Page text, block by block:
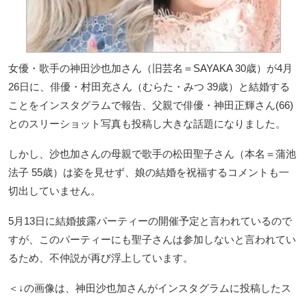
女優・歌手の神田沙也加さん（旧芸名＝SAYAKA 30歳）が4月
26日に、俳優・村田充さん（むらた・みつ 39歳）と結婚する
ことをインスタグラムで報告、父親で俳優・神田正輝さん(66)
とのスリーショット写真も投稿し大きな話題になりました。
しかし、沙也加さんの母親で歌手の松田聖子さん（本名＝蒲池
法子 55歳）は姿を見せず、娘の結婚を祝福するコメントも一
切出していません。
5月13日に結婚披露パーティーの開催予定と言われているので
すが、このパーティーにも聖子さんは参加しないと言われてい
るため、不仲説が再び浮上しています。
＜↓の画像は、神田沙也加さんがインスタグラムに投稿したス